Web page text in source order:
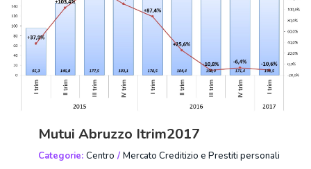
Mutui Abruzzo Itrim2017
Categorie: Centro / Mercato Creditizio e Prestiti personali